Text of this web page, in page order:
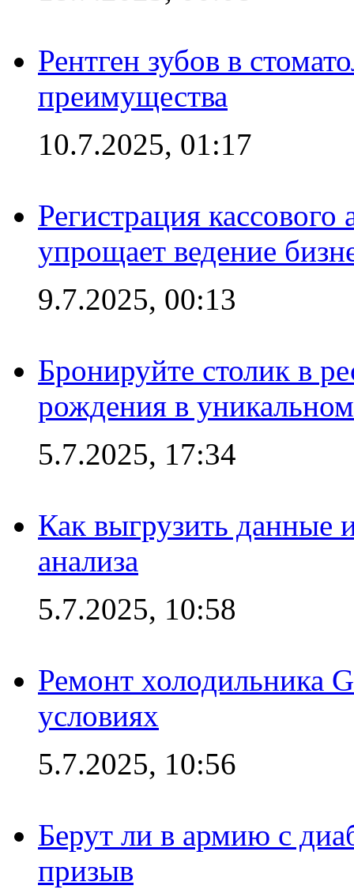
Рентген зубов в
преимущества
10.7.2025, 01:17
Регистрация
упрощает ведение
9.7.2025, 00:13
Бронируйте столик в
рождения в
5.7.2025, 17:34
Как выгрузить данные
анализа
5.7.2025, 10:58
Ремонт холодильника
условиях
5.7.2025, 10:56
Берут ли в армию с
призыв